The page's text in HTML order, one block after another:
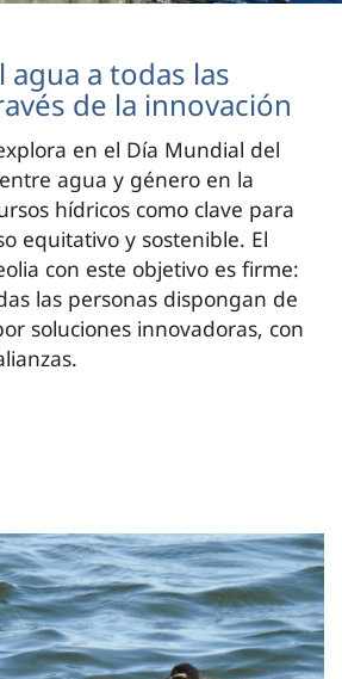
agua a todas las
de la innovación
en el Día Mundial del
agua y género en la
hídricos como clave para
equitativo y sostenible. El
con este objetivo es firme:
las personas dispongan de
soluciones innovadoras, con